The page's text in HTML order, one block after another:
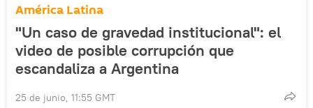
América Latina
"Un caso de gravedad institucional": el
video de posible corrupción que
escandaliza a Argentina
25 de junio, 11:55 GMT